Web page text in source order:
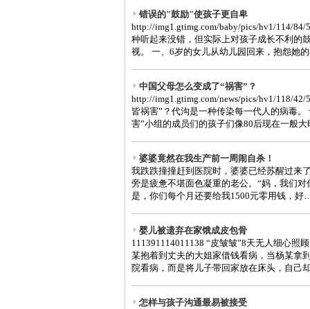
错误的"鼓励"使孩子更自卑
http://img1.gtimg.com/baby/pics/hv1/114/
种听起来没错，但实际上对孩子成长不利的
视。 一、6岁的女儿从幼儿园回来，抱怨她
中国父母怎么变成了“祸害”？
http://img1.gtimg.com/news/pics/hv1/118/
皆祸害”？代沟是一种传染每一代人的病毒
害”小组的成员们的孩子们像80后现在一般大
婆婆竟然在我生产前一周闹自杀！
我跌跌撞撞赶到医院时，婆婆已经苏醒过来
旁是疲惫不堪面色凝重的老公。“妈，我们
是，你们每个月还要给我1500元零用钱，
婴儿被遗弃在家饿成皮包骨
111391114011138 “皮皱皱”8天无人细心照
某抱着到丈夫的大姐家借钱看病，当杨某拿
院看病，而是将儿子带回家放在床头，自己
怎样与孩子沟通最易被接受